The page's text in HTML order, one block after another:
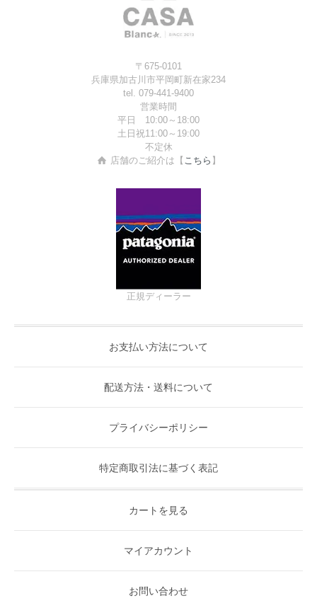
〒675-0101
兵庫県加古川市平岡町新在家234
tel. 079-441-9400
営業時間
平日 10:00～18:00
土日祝11:00～19:00
不定休
店舗のご紹介は【 こちら 】
正規ディーラー
お支払い方法について
配送方法・送料について
プライバシーポリシー
特定商取引法に基づく表記
カートを見る
マイアカウント
お問い合わせ